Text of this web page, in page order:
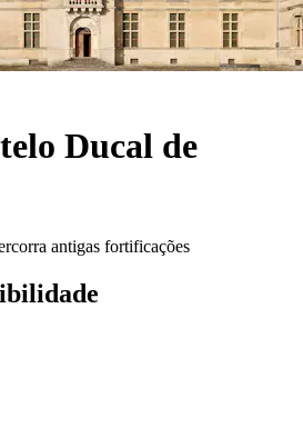
Ducal de
antigas fortificações